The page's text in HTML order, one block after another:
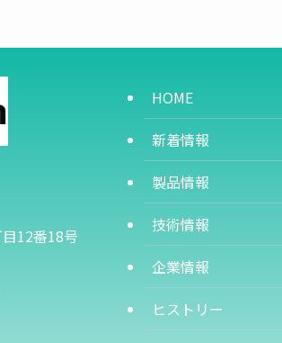
12番18号
HOME
新着情報
製品情報
技術情報
企業情報
ヒストリー